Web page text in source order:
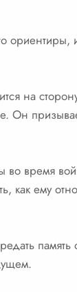
на
Он
во время
как ему
память